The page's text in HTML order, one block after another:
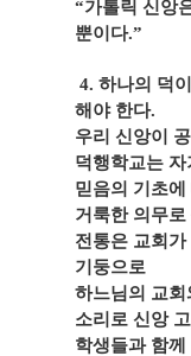
“가톨릭 신앙
뿐이다.”
4. 하나의 덕
해야 한다.
우리 신앙이
덕행학교는
믿음의 기초
거룩한 의무
전통은 교회
기둥으로
하느님의 교
소리로 신앙
학생들과 함